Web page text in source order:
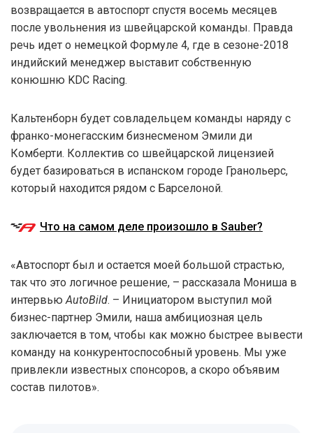
возвращается в автоспорт спустя восемь месяцев
после увольнения из швейцарской команды. Правда
речь идет о немецкой Формуле 4, где в сезоне-2018
индийский менеджер выставит собственную
конюшню KDC Racing.
Кальтенборн будет совладельцем команды наряду с
франко-монегасским бизнесменом Эмили ди
Комберти. Коллектив со швейцарской лицензией
будет базироваться в испанском городе Гранольерс,
который находится рядом с Барселоной.
Что на самом деле произошло в Sauber?
«Автоспорт был и остается моей большой страстью,
так что это логичное решение, – рассказала Мониша в
интервью AutoBild. – Инициатором выступил мой
бизнес-партнер Эмили, наша амбициозная цель
заключается в том, чтобы как можно быстрее вывести
команду на конкурентоспособный уровень. Мы уже
привлекли известных спонсоров, а скоро объявим
состав пилотов».